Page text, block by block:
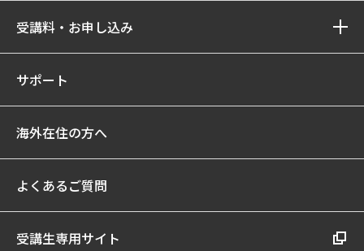
受講料・お申し込み
サポート
海外在住の方へ
よくあるご質問
受講生専用サイト